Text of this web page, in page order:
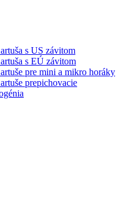
s US závitom
s EÚ závitom
pre mini a mikro horáky
prepichovacie